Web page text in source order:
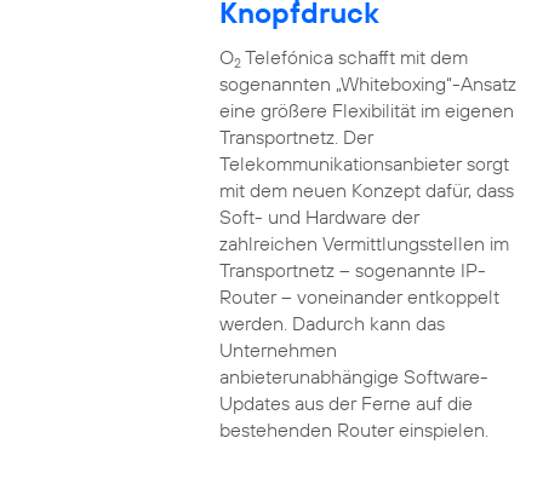
Knopfdruck
O2Telefónica schafft mit dem
sogenannten „Whiteboxing“-Ansatz
eine größere Flexibilität im eigenen
Transportnetz. Der
Telekommunikationsanbieter sorgt
mit dem neuen Konzept dafür, dass
Soft- und Hardware der
zahlreichen Vermittlungsstellen im
Transportnetz – sogenannte IP-
Router – voneinander entkoppelt
werden. Dadurch kann das
Unternehmen
anbieterunabhängige Software-
Updates aus der Ferne auf die
bestehenden Router einspielen.